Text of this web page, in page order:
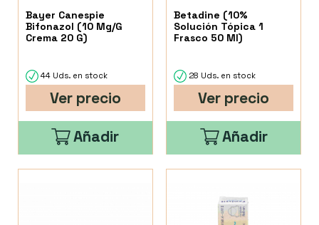
Bayer Canespie
Bifonazol (10 Mg/G
Crema 20 G)
44 Uds. en stock
Ver precio
Añadir
Betadine (10%
Solución Tópica 1
Frasco 50 Ml)
28 Uds. en stock
Ver precio
Añadir